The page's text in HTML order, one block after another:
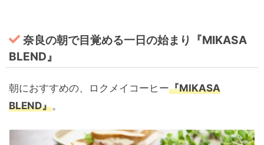
奈良の朝で目覚める一日の始まり『MIKASA
BLEND』
朝におすすめの、ロクメイコーヒー『MIKASA
BLEND』。